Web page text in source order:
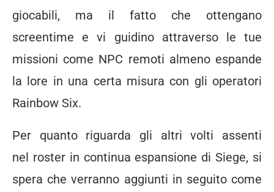
giocabili, ma il fatto che ottengano
screentime e vi guidino attraverso le tue
missioni come NPC remoti almeno espande
la lore in una certa misura con gli operatori
Rainbow Six.
Per quanto riguarda gli altri volti assenti
nel roster in continua espansione di Siege, si
spera che verranno aggiunti in seguito come